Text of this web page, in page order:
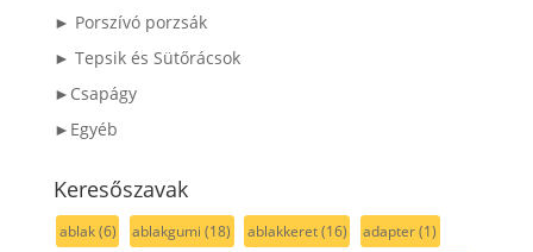
► Porszívó porzsák
► Tepsik és Sütőrácsok
►Csapágy
►Egyéb
Keresőszavak
ablak(6) ablakgumi (18) ablakkeret(16) adapter(1)